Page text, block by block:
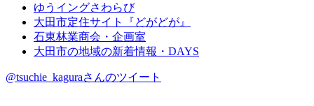
ゆうイングさわらび
大田市定住サイト『どがどが』
石東林業商会・企画室
大田市の地域の新着情報・DAYS
@tsuchie_kaguraさんのツイート